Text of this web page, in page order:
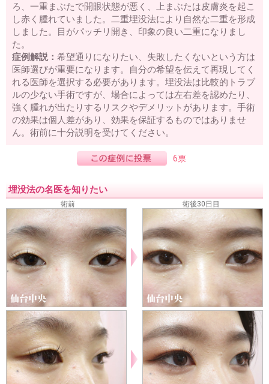
ろ、一重まぶたで開眼状態が悪く、上まぶたは皮膚炎を起こ
し赤く腫れていました。二重埋没法により自然な二重を形成
しました。目がパッチリ開き、印象の良い二重になりまし
た。
症例解説： 希望通りになりたい、失敗したくないという方は
医師選びが重要になります。自分の希望を伝えて再現してく
れる医師を選択する必要があります。埋没法は比較的トラブ
ルの少ない手術ですが、場合によっては左右差を認めたり、
強く腫れが出たりするリスクやデメリットがあります。手術
の効果は個人差があり、効果を保証するものではありませ
ん。術前に十分説明を受けてください。
6票
埋没法の名医を知りたい
術前 術後30日目